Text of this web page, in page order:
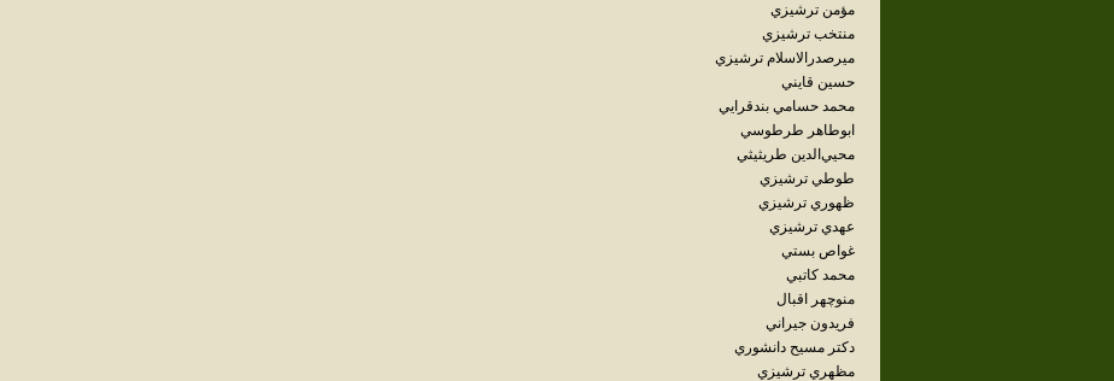
مؤمن ترشيزي
منتخب ترشيزي
ميرصدرالاسلام ترشيزي
حسين قايني
محمد حسامي بندقرايي
ابوطاهر طرطوسي
محيي‌الدين طريثيثي
طوطي ترشيزي
ظهوري ترشيزي
عهدي ترشيزي
غواص بستي
محمد کاتبي
منوچهر اقبال
فريدون جيراني
دکتر مسيح دانشوري
مظهري ترشيزي